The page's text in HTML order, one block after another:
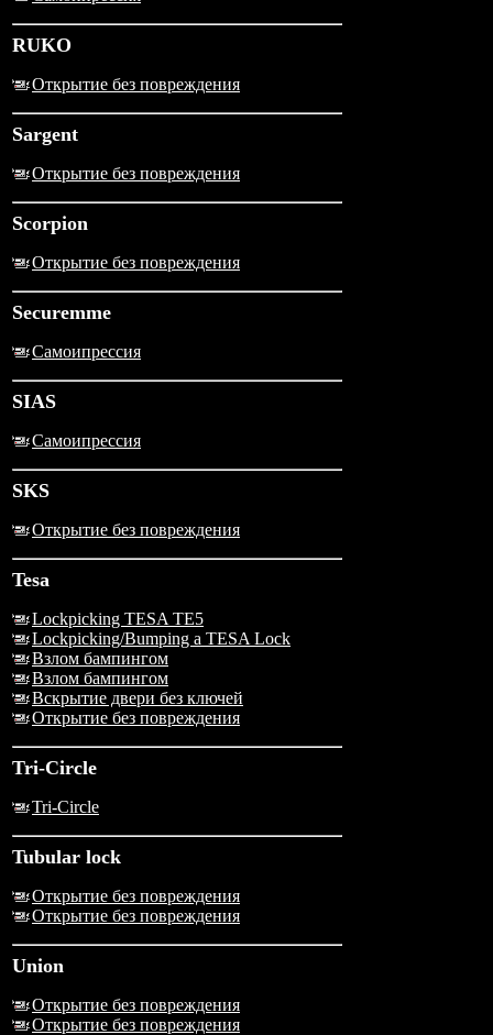
RUKO
Открытие без повреждения
Sargent
Открытие без повреждения
Scorpion
Открытие без повреждения
Securemme
Самоипрессия
SIAS
Самоипрессия
SKS
Открытие без повреждения
Tesa
Lockpicking TESA TE5
Lockpicking/Bumping a TESA Lock
Взлом бампингом
Взлом бампингом
Вскрытие двери без ключей
Открытие без повреждения
Tri-Circle
Tri-Circle
Tubular lock
Открытие без повреждения
Открытие без повреждения
Union
Открытие без повреждения
Открытие без повреждения